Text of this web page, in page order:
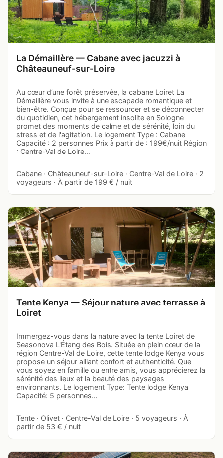
La Démaillère — Cabane avec jacuzzi à
Châteauneuf-sur-Loire
Au cœur d’une forêt préservée, la cabane Loiret La
Démaillère vous invite à une escapade romantique et
bien-être. Conçue pour se ressourcer et se déconnecter
du quotidien, cet hébergement insolite en Sologne
promet des moments de calme et de sérénité, loin du
stress et de l'agitation. Le logement Type : Cabane
Capacité : 2 personnes Prix à partir de : 199€/nuit Région
: Centre-Val de Loire…
Cabane · Châteauneuf-sur-Loire · Centre-Val de Loire · 2
voyageurs · À partir de 199 € / nuit
Tente Kenya — Séjour nature avec terrasse à
Loiret
Immergez-vous dans la nature avec la tente Loiret de
Seasonova L'Étang des Bois. Située en plein cœur de la
région Centre-Val de Loire, cette tente lodge Kenya vous
propose un séjour alliant confort et authenticité. Que
vous soyez en famille ou entre amis, vous apprécierez la
sérénité des lieux et la beauté des paysages
environnants. Le logement Type: Tente lodge Kenya
Capacité: 5 personnes…
Tente · Olivet · Centre-Val de Loire · 5 voyageurs · À
partir de 53 € / nuit